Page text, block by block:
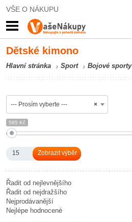
VŠE O NÁKUPU
Dětské kimono
Hlavní stránka Sport Bojové sporty
×
--- Prosím vyberte ---
585 Kč
15
Řadit od nejlevnějšího
Řadit od nejdražšího
Nejprodávanější
Nejlépe hodnocené